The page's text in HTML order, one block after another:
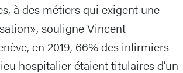
à des métiers qui exigent une
souligne Vincent
en 2019, 66% des infirmiers
hospitalier étaient titulaires d’un